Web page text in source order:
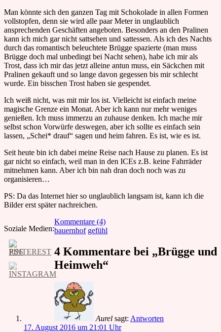
Man könnte sich den ganzen Tag mit Schokolade in allen Formen
vollstopfen, denn sie wird alle paar Meter in unglaublich
ansprechenden Geschäften angeboten. Besonders an den Pralinen
kann ich mich gar nicht sattsehen und sattessen. Als ich des Nachts
durch das romantisch beleuchtete Brügge spazierte (man muss
Brügge doch mal unbedingt bei Nacht sehen), habe ich mir als
Trost, dass ich mir das jetzt alleine antun muss, ein Säckchen mit
Pralinen gekauft und so lange davon gegessen bis mir schlecht
wurde. Ein bisschen Trost haben sie gespendet.
Ich weiß nicht, was mit mir los ist. Vielleicht ist einfach meine
magische Grenze ein Monat. Aber ich kann nur mehr weniges
genießen. Ich muss immerzu an zuhause denken. Ich mache mir
selbst schon Vorwürfe deswegen, aber ich sollte es einfach sein
lassen, „Schei* drauf“ sagen und heim fahren. Es ist, wie es ist.
Seit heute bin ich dabei meine Reise nach Hause zu planen. Es ist
gar nicht so einfach, weil man in den ICEs z.B. keine Fahrräder
mitnehmen kann. Aber ich bin nah dran doch noch was zu
organisieren…
PS: Da das Internet hier so unglaublich langsam ist, kann ich die
Bilder erst später nachreichen.
Soziale Medien:
Kommentare (4)
bauernhof gefühl
4 Kommentare bei „Brügge und
Heimweh“
Aurel sagt: Antworten
17. August 2016 um 21:01 Uhr